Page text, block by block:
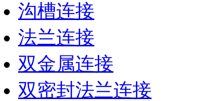
沟槽连接
法兰连接
双金属连接
双密封法兰连接